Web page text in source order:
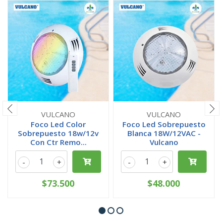
VULCANO
Foco Led Color
Sobrepuesto 18w/12v
Con Ctr Remo...
+
-
$73.500
VULCANO
Foco Led Sobrepuesto
Blanca 18W/12VAC -
Vulcano
+
-
$48.000